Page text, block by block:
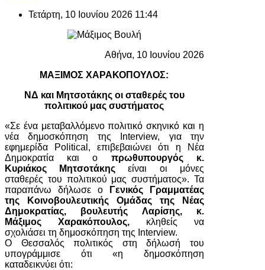
Τετάρτη, 10 Ιουνίου 2026 11:44
Αθήνα, 10 Ιουνίου 2026
ΜΑΞΙΜΟΣ ΧΑΡΑΚΟΠΟΥΛΟΣ:
ΝΔ και Μητσοτάκης οι σταθερές του
πολιτικού μας συστήματος
«Σε ένα μεταβαλλόμενο πολιτικό σκηνικό και η
νέα δημοσκόπηση της Interview, για την
εφημερίδα Political, επιβεβαιώνει ότι η Νέα
Δημοκρατία και ο πρωθυπουργός κ.
Κυριάκος Μητσοτάκης είναι οι μόνες
σταθερές του πολιτικού μας συστήματος». Τα
παραπάνω δήλωσε ο
Γενικός Γραμματέας
της Κοινοβουλευτικής Ομάδας της Νέας
Δημοκρατίας, βουλευτής Λαρίσης, κ.
Μάξιμος Χαρακόπουλος,κληθείς να
σχολιάσει τη δημοσκόπηση της Interview.
Ο Θεσσαλός πολιτικός στη δήλωσή του
υπογράμμισε ότι «η δημοσκόπηση
καταδεικνύει ότι: